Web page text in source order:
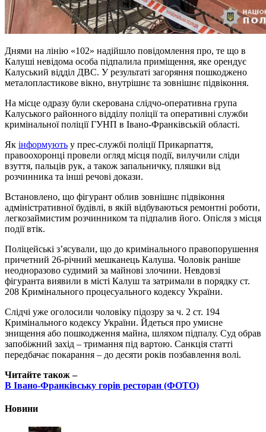
Днями на лінію «102» надійшло повідомлення про, те що в
Калуші невідома особа підпалила приміщення, яке орендує
Калуський відділ ДВС. У результаті загоряння пошкоджено
металопластикове вікно, внутрішнє та зовнішнє підвіконня.
На місце одразу були скерована слідчо-оперативна група
Калуського районного відділу поліції та оперативні служби
кримінальної поліції ГУНП в Івано-Франківській області.
Як інформують у прес-службі поліції Прикарпаття,
правоохоронці провели огляд місця події, вилучили сліди
взуття, пальців рук, а також запальничку, пляшки від
розчинника та інші речові докази.
Встановлено, що фігурант облив зовнішнє підвіконня
адміністративної будівлі, в якій відбуваються ремонтні роботи,
легкозаймистим розчинником та підпалив його. Опісля з місця
події втік.
Поліцейські з’ясували, що до кримінального правопорушення
причетний 26-річний мешканець Калуша. Чоловік раніше
неодноразово судимий за майнові злочини. Невдовзі
фігуранта виявили в місті Калуш та затримали в порядку ст.
208 Кримінального процесуального кодексу України.
Слідчі уже оголосили чоловіку підозру за ч. 2 ст. 194
Кримінального кодексу України. Йдеться про умисне
знищення або пошкодження майна, шляхом підпалу. Суд обрав
запобіжний захід – тримання під вартою. Санкція статті
передбачає покарання – до десяти років позбавлення волі.
Читайте також –
В Івано-Франківську горів ресторан (ФОТО)
Новини